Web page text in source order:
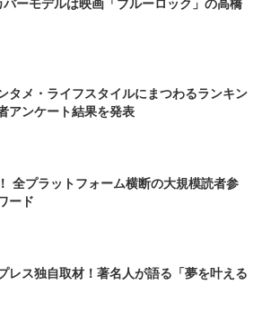
タメ・ライフスタイルにまつわるランキン
アンケート結果を発表
全プラットフォーム横断の大規模読者参
ード
レス独自取材！著名人が語る「夢を叶える